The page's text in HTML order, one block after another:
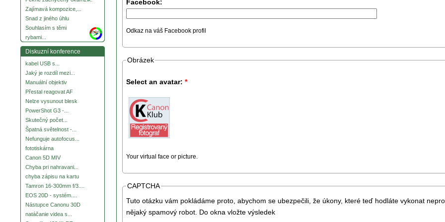
Zajímavá kompozice,...
Snad z jiného úhlu
Souhlasím s těmi
rybami...
more
Diskuzní konference
kabel USB s...
Jaký je rozdíl mezi...
Manuální objektiv
Přestal reagovat AF
Nelze vysunout blesk
PowerShot G3 -...
Skutečný počet...
Špatná světelnost -...
Nefunguje autofocus...
fototiskárna
Canon 5D MIV
Chyba pri nahravani...
chyba zápisu na kartu
Tamron 16-300mm f/3....
EOS 20D - systém....
Nástupce Canonu 30D
natáčanie videa s...
Facebook:
Odkaz na váš Facebook profil
Obrázek
Select an avatar: *
Your virtual face or picture.
CAPTCHA
Tuto otázku vám pokládáme proto, abychom se ubezpečili, že úkony, které teď hodláte vykonat
nějaký spamový robot. Do okna vložte výsledek